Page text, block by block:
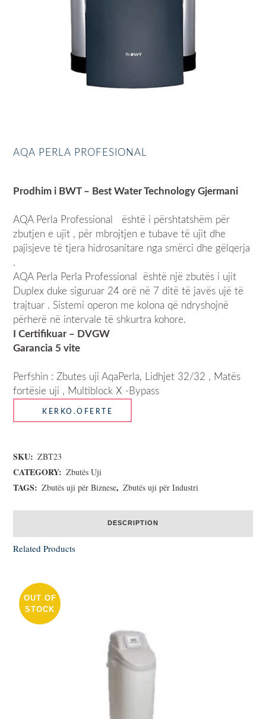
AQA PERLA PROFESIONAL
Prodhim i BWT – Best Water Technology Gjermani
AQA Perla Professional është i përshtatshëm për
zbutjen e ujit , për mbrojtjen e tubave të ujit dhe
pajisjeve të tjera hidrosanitare nga smërci dhe gëlqerja
.
AQA Perla Perla Professional është një zbutës i ujit
Duplex duke siguruar 24 orë në 7 ditë të javës ujë të
trajtuar . Sistemi operon me kolona që ndryshojnë
përherë në intervale të shkurtra kohore.
I Certifikuar – DVGW
Garancia 5 vite
Perfshin : Zbutes uji AqaPerla, Lidhjet 32/32 , Matës
fortësie uji , Multiblock X -Bypass
SKU: ZBT23
CATEGORY: Zbutës Uji
TAGS: Zbutës uji për Biznese, Zbutës uji për Industri
DESCRIPTION
Related Products
OUT OF
STOCK